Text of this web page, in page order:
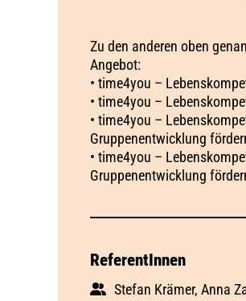
Zu den anderen oben
Angebot:
• time4you –
• time4you –
• time4you –
Gruppenentwicklung
• time4you –
Gruppenentwicklung
ReferentInnen
Stefan Krämer, Anna